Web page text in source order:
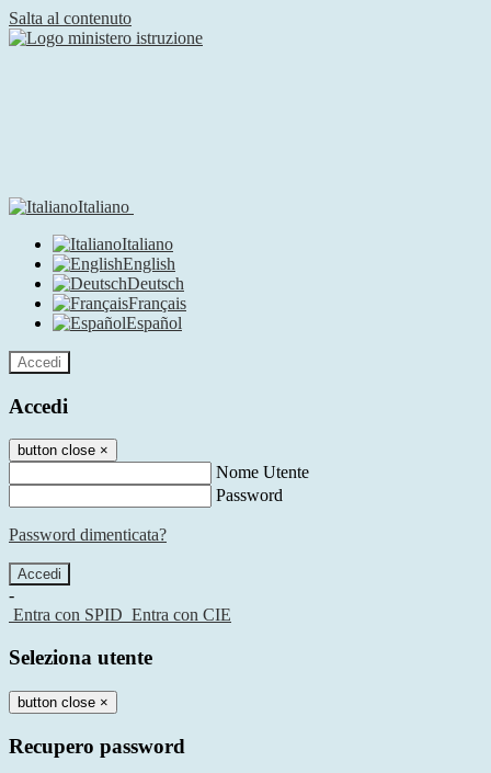
Salta al contenuto
Italiano
Italiano
English
Deutsch
Français
Español
Accedi
Accedi
button close ×
Nome Utente
Password
Password dimenticata?
-
Entra con SPID Entra con CIE
Seleziona utente
button close ×
Recupero password